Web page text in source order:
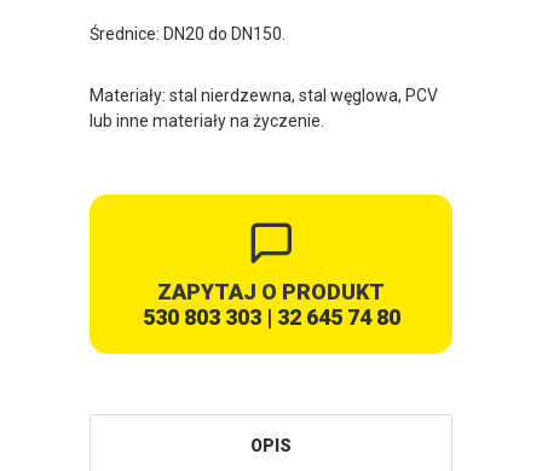
Średnice: DN20 do DN150.
Materiały: stal nierdzewna, stal węglowa, PCV
lub inne materiały na życzenie.
ZAPYTAJ O PRODUKT
530 803 303| 32 645 74 80
OPIS